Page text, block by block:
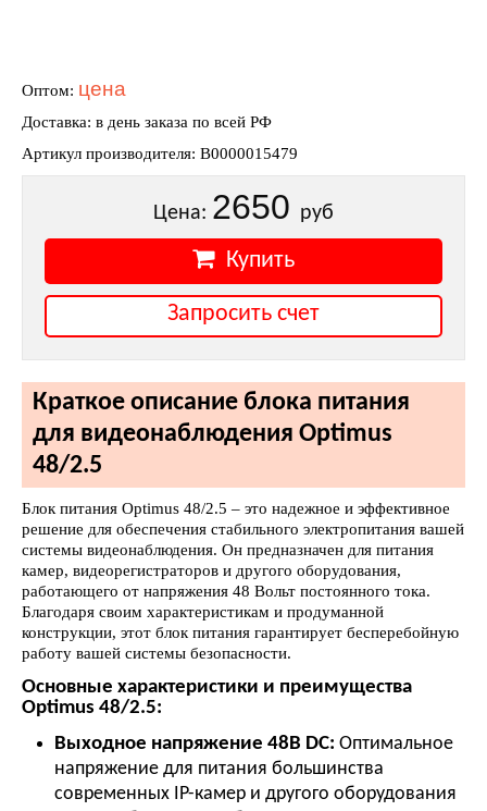
Оптом: цена
Доставка: в день заказа по всей РФ
Артикул производителя: В0000015479
Цена: 2650 руб
Купить
Запросить счет
Краткое описание блока питания
для видеонаблюдения Optimus
48/2.5
Блок питания Optimus 48/2.5 – это надежное и эффективное
решение для обеспечения стабильного электропитания вашей
системы видеонаблюдения. Он предназначен для питания
камер, видеорегистраторов и другого оборудования,
работающего от напряжения 48 Вольт постоянного тока.
Благодаря своим характеристикам и продуманной
конструкции, этот блок питания гарантирует бесперебойную
работу вашей системы безопасности.
Основные характеристики и преимущества
Optimus 48/2.5:
Выходное напряжение 48В DC: Оптимальное
напряжение для питания большинства
современных IP-камер и другого оборудования